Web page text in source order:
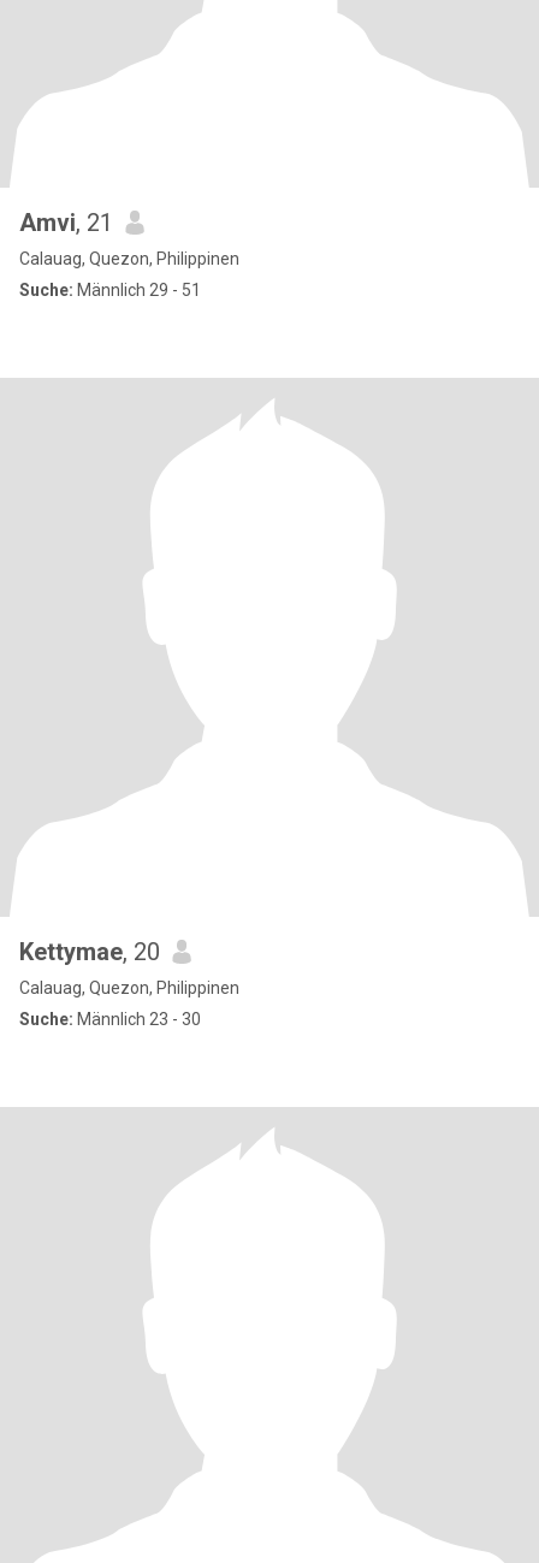
Amvi, 21
Calauag, Quezon, Philippinen
Suche: Männlich 29 - 51
Kettymae, 20
Calauag, Quezon, Philippinen
Suche: Männlich 23 - 30